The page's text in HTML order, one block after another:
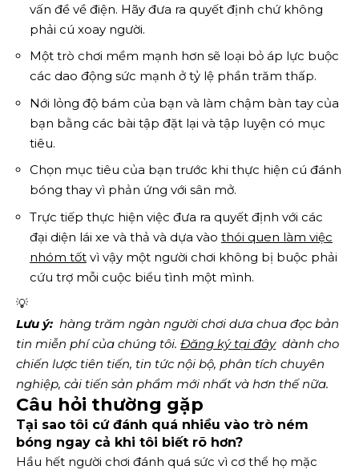
vấn đề về điện. Hãy đưa ra quyết định chứ không
phải cú xoay người.
Một trò chơi mềm mạnh hơn sẽ loại bỏ áp lực buộc
các dao động sức mạnh ở tỷ lệ phần trăm thấp.
Nới lỏng độ bám của bạn và làm chậm bàn tay của
bạn bằng các bài tập đặt lại và tập luyện có mục
tiêu.
Chọn mục tiêu của bạn trước khi thực hiện cú đánh
bóng thay vì phản ứng với sân mở.
Trực tiếp thực hiện việc đưa ra quyết định với các
đại diện lái xe và thả và dựa vào thói quen làm việc
nhóm tốt vì vậy một người chơi không bị buộc phải
cứu trợ mỗi cuộc biểu tình một mình.
💡
Lưu ý:
  hàng trăm ngàn người chơi dưa chua đọc bản
tin miễn phí của chúng tôi. Đăng ký tại đây
  dành cho
chiến lược tiên tiến, tin tức nội bộ, phân tích chuyên
nghiệp, cải tiến sản phẩm mới nhất và hơn thế nữa.
Câu hỏi thường gặp
Tại sao tôi cứ đánh quá nhiều vào trò ném
bóng ngay cả khi tôi biết rõ hơn?
Hầu hết người chơi đánh quá sức vì cơ thể họ mặc